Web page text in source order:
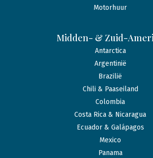
Motorhuur
Midden- & Zuid-
Antarctica
Argentinië
Brazilië
Chili & Paaseiland
Colombia
Costa Rica & Nicaragua
Ecuador & Galápagos
Mexico
Panama